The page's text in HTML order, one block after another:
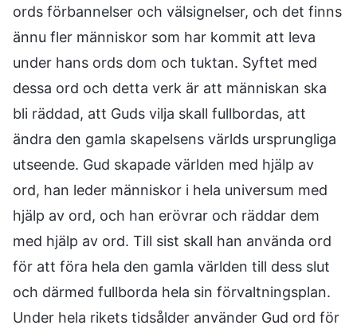
ords förbannelser och välsignelser, och det finns
ännu fler människor som har kommit att leva
under hans ords dom och tuktan. Syftet med
dessa ord och detta verk är att människan ska
bli räddad, att Guds vilja skall fullbordas, att
ändra den gamla skapelsens världs ursprungliga
utseende. Gud skapade världen med hjälp av
ord, han leder människor i hela universum med
hjälp av ord, och han erövrar och räddar dem
med hjälp av ord. Till sist skall han använda ord
för att föra hela den gamla världen till dess slut
och därmed fullborda hela sin förvaltningsplan.
Under hela rikets tidsålder använder Gud ord för